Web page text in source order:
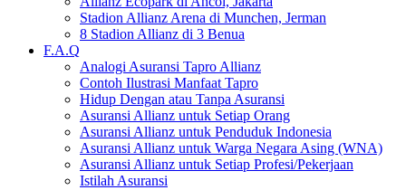
Stadion Allianz Arena di Munchen, Jerman
8 Stadion Allianz di 3 Benua
F.A.Q
Analogi Asuransi Tapro Allianz
Contoh Ilustrasi Manfaat Tapro
Hidup Dengan atau Tanpa Asuransi
Asuransi Allianz untuk Setiap Orang
Asuransi Allianz untuk Penduduk Indonesia
Asuransi Allianz untuk Warga Negara Asing (WNA)
Asuransi Allianz untuk Setiap Profesi/Pekerjaan
Istilah Asuransi